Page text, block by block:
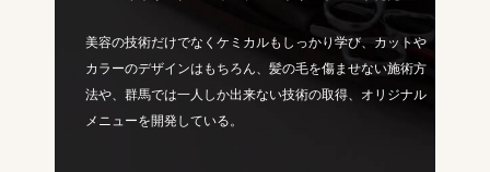
美容の技術だけでなくケミカルもしっかり学び、カットや
カラーのデザインはもちろん、髪の毛を傷ませない施術方
法や、群馬では一人しか出来ない技術の取得、オリジナル
メニューを開発している。